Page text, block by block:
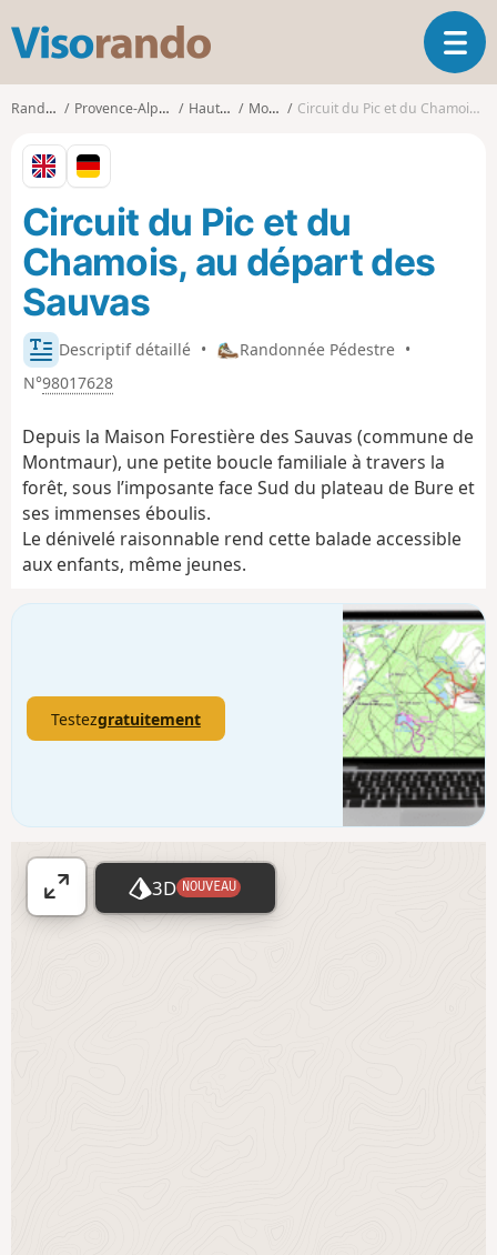
s
o
o
O
u
o
n
Randonnées Provence-Alpes-Côte d'Azur Hautes-Alpes Montmaur Circuit du Pic et du Chamois, au départ des Sauvas
Descriptif détaillé • Randonnée Pédestre •
N°98017628
Circuit du Pic et du
Chamois, au départ des
Sauvas
Depuis la Maison Forestière des Sauvas (commune de
Montmaur), une petite boucle familiale à travers la
forêt, sous l’imposante face Sud du plateau de Bure et
ses immenses éboulis.
Le dénivelé raisonnable rend cette balade accessible
aux enfants, même jeunes.
Testezgratuitement
A
ff
3D NOUVEAU